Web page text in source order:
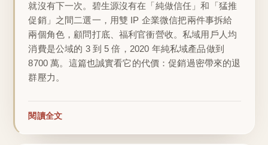
就沒有下一次。碧生源沒有在「純做信任」和「猛推
促銷」之間二選一，用雙 IP 企業微信把兩件事拆給
兩個角色，顧問打底、福利官衝營收。私域用戶人均
消費是公域的 3 到 5 倍，2020 年純私域產品做到
8700 萬。這篇也誠實看它的代價：促銷過密帶來的退
群壓力。
閱讀全文